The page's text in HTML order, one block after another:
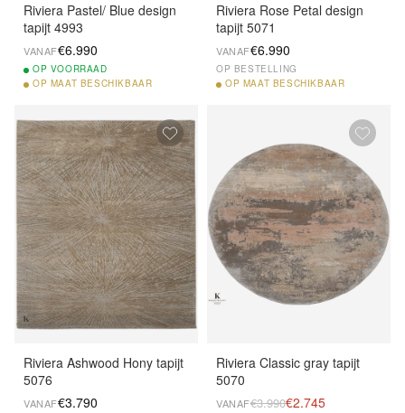
Riviera Pastel/ Blue design
tapijt 4993
VANAF€6.990
OP VOORRAAD
OP MAAT BESCHIKBAAR
Riviera Rose Petal design
tapijt 5071
VANAF€6.990
OP BESTELLING
OP MAAT BESCHIKBAAR
Riviera Ashwood Hony tapijt
5076
VANAF€3.790
Riviera Classic gray tapijt
5070
VANAF€3.990€2.745